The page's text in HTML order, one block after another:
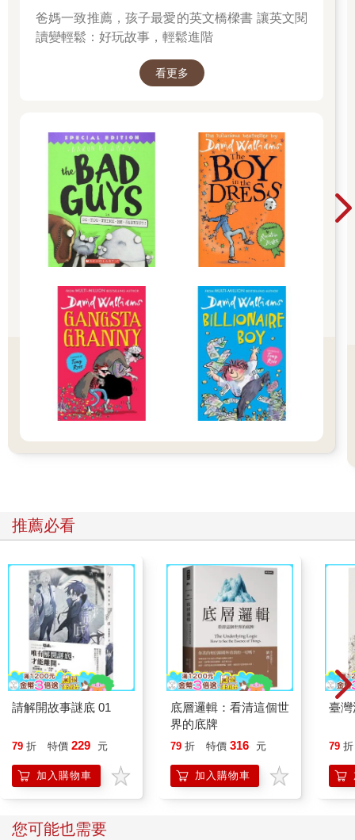
爸媽一致推薦，孩子最愛的英文橋樑書 讓英文閱
讀變輕鬆：好玩故事，輕鬆進階
看更多
推薦必看
請解開故事謎底 01
79 折 特價 229 元
加入購物車
底層邏輯：看清這個世
界的底牌
79 折 特價 316 元
加入購物車
臺
79 折
您可能也需要